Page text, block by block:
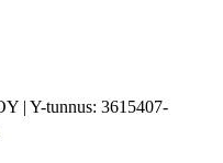
| Y-tunnus: 3615407-